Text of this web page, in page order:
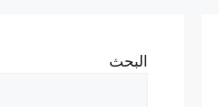
البحث